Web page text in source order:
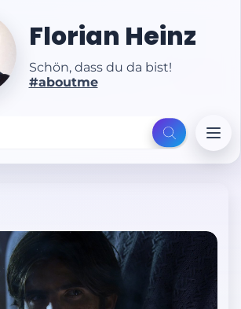
Florian Heinz
Schön, dass du da bist!
#aboutme